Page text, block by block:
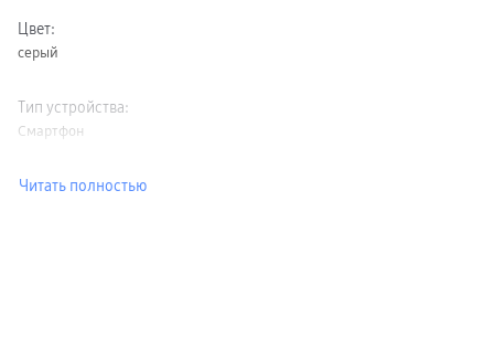
Цвет:
серый
Тип устройства:
Смартфон
Читать полностью